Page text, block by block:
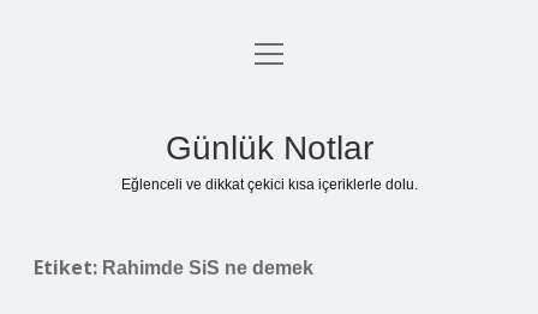
Anasayfa
menüyü
Günlük Notlar
Eğlenceli ve dikkat çekici kısa içeriklerle dolu.
Etiket: Rahimde SiS ne demek